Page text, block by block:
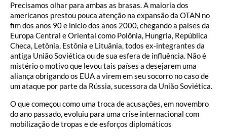
Precisamos olhar para ambas as brasas. A maioria dos
americanos prestou pouca atenção na expansão da OTAN no
fim dos anos 90 e início dos anos 2000, chegando a países da
Europa Central e Oriental como Polônia, Hungria, República
Checa, Letônia, Estônia e Lituânia, todos ex-integrantes da
antiga União Soviética ou de sua esfera de influência. Não é
mistério o motivo que levou tais países a desejarem uma
aliança obrigando os EUA a virem em seu socorro no caso de
um ataque por parte da Rússia, sucessora da União Soviética.
O que começou como uma troca de acusações, em novembro
do ano passado, evoluiu para uma crise internacional com
mobilização de tropas e de esforços diplomáticos